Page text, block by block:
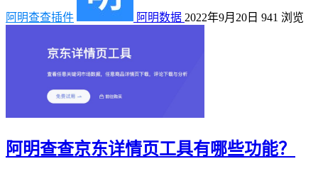
阿明查查插件 阿明数据 2022年9月20日 941 浏览
阿明查查京东详情页工具有哪些功能？